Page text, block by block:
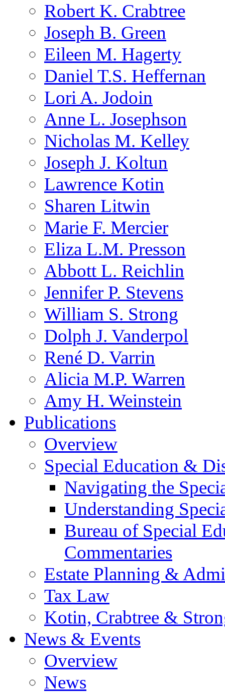
Robert K. Crabtree
Joseph B. Green
Eileen M. Hagerty
Daniel T.S. Heffernan
Lori A. Jodoin
Anne L. Josephson
Nicholas M. Kelley
Joseph J. Koltun
Lawrence Kotin
Sharen Litwin
Marie F. Mercier
Eliza L.M. Presson
Abbott L. Reichlin
Jennifer P. Stevens
William S. Strong
Dolph J. Vanderpol
René D. Varrin
Alicia M.P. Warren
Amy H. Weinstein
Publications
Overview
Special Education &
Navigating the
Understanding
Bureau of Special
Commentaries
Estate Planning &
Tax Law
Kotin, Crabtree &
News & Events
Overview
News